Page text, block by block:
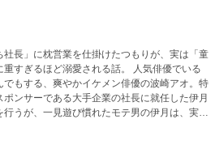
長」に枕営業を仕掛けたつもりが、実は「童
ど溺愛される話。 人気俳優でいる
もする、爽やかイケメン俳優の波崎アオ。特
ンサーである大手企業の社長に就任した伊月
うが、一見遊び慣れたモテ男の伊月は、実は
一夜を共にし、童貞を奪ってしまったために
に強く出られないこともあって仕方なく恋人